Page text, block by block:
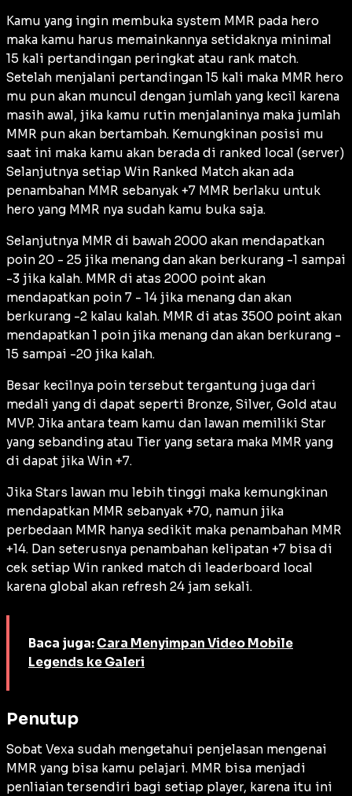
Kamu yang ingin membuka system MMR pada hero
maka kamu harus memainkannya setidaknya minimal
15 kali pertandingan peringkat atau rank match.
Setelah menjalani pertandingan 15 kali maka MMR hero
mu pun akan muncul dengan jumlah yang kecil karena
masih awal, jika kamu rutin menjalaninya maka jumlah
MMR pun akan bertambah. Kemungkinan posisi mu
saat ini maka kamu akan berada di ranked local (server)
Selanjutnya setiap Win Ranked Match akan ada
penambahan MMR sebanyak +7 MMR berlaku untuk
hero yang MMR nya sudah kamu buka saja.
Selanjutnya MMR di bawah 2000 akan mendapatkan
poin 20 - 25 jika menang dan akan berkurang -1 sampai
-3 jika kalah. MMR di atas 2000 point akan
mendapatkan poin 7 - 14 jika menang dan akan
berkurang -2 kalau kalah. MMR di atas 3500 point akan
mendapatkan 1 poin jika menang dan akan berkurang -
15 sampai -20 jika kalah.
Besar kecilnya poin tersebut tergantung juga dari
medali yang di dapat seperti Bronze, Silver, Gold atau
MVP. Jika antara team kamu dan lawan memiliki Star
yang sebanding atau Tier yang setara maka MMR yang
di dapat jika Win +7.
Jika Stars lawan mu lebih tinggi maka kemungkinan
mendapatkan MMR sebanyak +70, namun jika
perbedaan MMR hanya sedikit maka penambahan MMR
+14. Dan seterusnya penambahan kelipatan +7 bisa di
cek setiap Win ranked match di leaderboard local
karena global akan refresh 24 jam sekali.
Baca juga: Cara Menyimpan Video Mobile
Legends ke Galeri
Penutup
Sobat Vexa sudah mengetahui penjelasan mengenai
MMR yang bisa kamu pelajari. MMR bisa menjadi
penliaian tersendiri bagi setiap player, karena itu ini